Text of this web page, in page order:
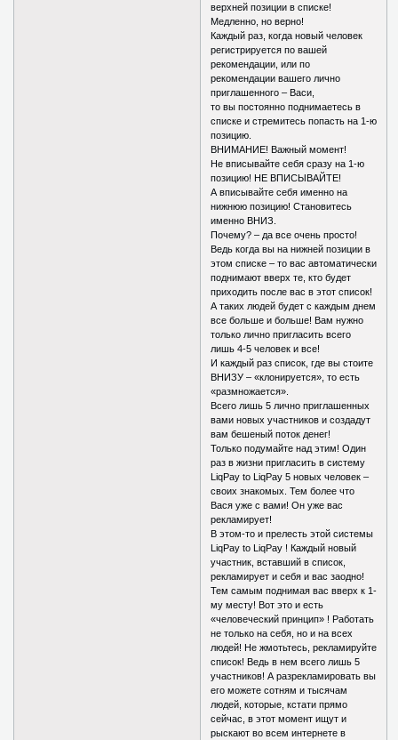
верхней позиции в списке!
Медленно, но верно!
Каждый раз, когда новый человек
регистрируется по вашей
рекомендации, или по
рекомендации вашего лично
приглашенного – Васи,
то вы постоянно поднимаетесь в
списке и стремитесь попасть на 1-ю
позицию.
ВНИМАНИЕ! Важный момент!
Не вписывайте себя сразу на 1-ю
позицию! НЕ ВПИСЫВАЙТЕ!
А вписывайте себя именно на
нижнюю позицию! Становитесь
именно ВНИЗ.
Почему? – да все очень просто!
Ведь когда вы на нижней позиции в
этом списке – то вас автоматически
поднимают вверх те, кто будет
приходить после вас в этот список!
А таких людей будет с каждым днем
все больше и больше! Вам нужно
только лично пригласить всего
лишь 4-5 человек и все!
И каждый раз список, где вы стоите
ВНИЗУ – «клонируется», то есть
«размножается».
Всего лишь 5 лично приглашенных
вами новых участников и создадут
вам бешеный поток денег!
Только подумайте над этим! Один
раз в жизни пригласить в систему
LiqPay to LiqPay 5 новых человек –
своих знакомых. Тем более что
Вася уже с вами! Он уже вас
рекламирует!
В этом-то и прелесть этой системы
LiqPay to LiqPay ! Каждый новый
участник, вставший в список,
рекламирует и себя и вас заодно!
Тем самым поднимая вас вверх к 1-
му месту! Вот это и есть
«человеческий принцип» ! Работать
не только на себя, но и на всех
людей! Не жмотьтесь, рекламируйте
список! Ведь в нем всего лишь 5
участников! А разрекламировать вы
его можете сотням и тысячам
людей, которые, кстати прямо
сейчас, в этот момент ищут и
рыскают во всем интернете в